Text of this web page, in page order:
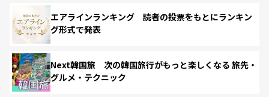
エアラインランキング 読者の投票をもとにランキン
グ形式で発表
Next韓国旅 次の韓国旅行がもっと楽しくなる 旅先・
グルメ・テクニック